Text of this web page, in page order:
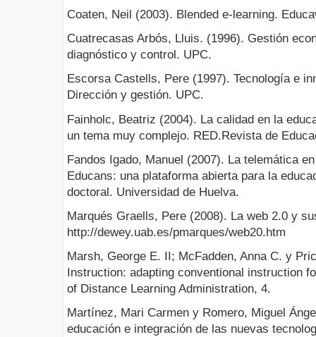
Coaten, Neil (2003). Blended e-learning.
Cuatrecasas Arbós, Lluis. (1996). Gestión
diagnóstico y control. UPC.
Escorsa Castells, Pere (1997). Tecnología e
Dirección y gestión. UPC.
Fainholc, Beatriz (2004). La calidad en la
un tema muy complejo. RED.Revista de
Fandos Igado, Manuel (2007). La telemática
Educans: una plataforma abierta para la
doctoral. Universidad de Huelva.
Marqués Graells, Pere (2008). La web 2.0 y
http://dewey.uab.es/pmarques/web20.htm
Marsh, George E. II; McFadden, Anna C. y
Instruction: adapting conventional instruction
of Distance Learning Administration, 4.
Martínez, Mari Carmen y Romero, Miguel
educación e integración de las nuevas